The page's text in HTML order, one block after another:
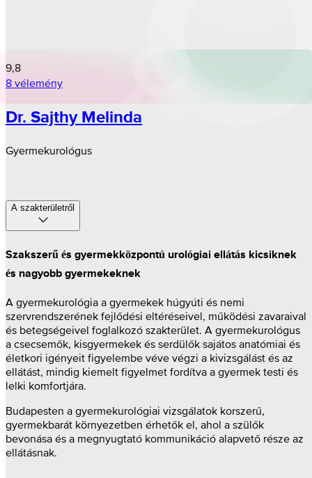
9,8
8 vélemény
Dr. Sajthy Melinda
Gyermekurológus
A szakterületről
Szakszerű és gyermekközpontú urológiai ellátás kicsiknek
és nagyobb gyermekeknek
A gyermekurológia a gyermekek húgyúti és nemi
szervrendszerének fejlődési eltéréseivel, működési zavaraival
és betegségeivel foglalkozó szakterület. A gyermekurológus
a csecsemők, kisgyermekek és serdülők sajátos anatómiai és
életkori igényeit figyelembe véve végzi a kivizsgálást és az
ellátást, mindig kiemelt figyelmet fordítva a gyermek testi és
lelki komfortjára.
Budapesten a gyermekurológiai vizsgálatok korszerű,
gyermekbarát környezetben érhetők el, ahol a szülők
bevonása és a megnyugtató kommunikáció alapvető része az
ellátásnak.